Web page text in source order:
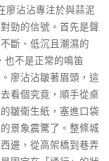
廖沾沾專注於與蒜泥
勁的信號。首先是聲
斷、低沉且潮濕的
不是正常的鳴笛
廖沾沾皺著眉頭，這
看個究竟，順手從桌
皺衛生紙，塞進口袋
景象震驚了。整條城
邊，從高架橋到巷弄